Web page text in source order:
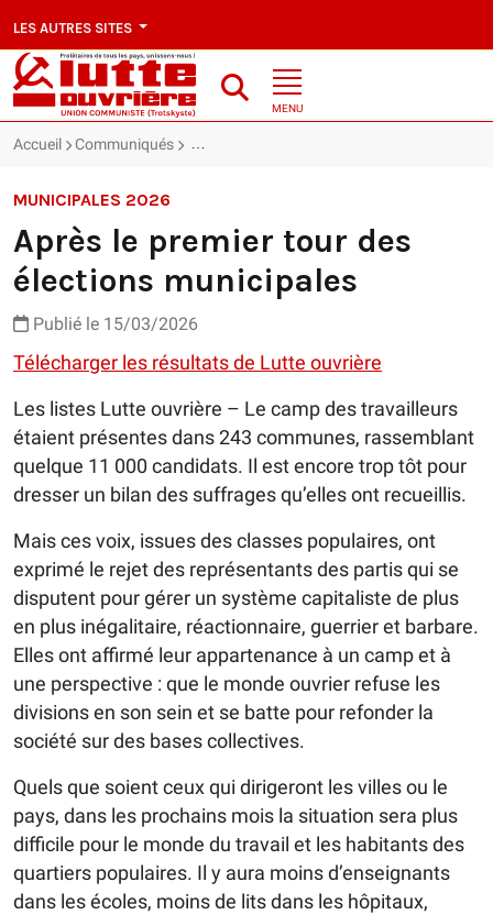
LES AUTRES SITES
MENU
Accueil Communiqués Après le premier tour des élections
MUNICIPALES 2026
Après le premier tour des
élections municipales
Publié le 15/03/2026
Télécharger les résultats de Lutte ouvrière
Les listes Lutte ouvrière – Le camp des travailleurs
étaient présentes dans 243 communes, rassemblant
quelque 11 000 candidats. Il est encore trop tôt pour
dresser un bilan des suffrages qu’elles ont recueillis.
Mais ces voix, issues des classes populaires, ont
exprimé le rejet des représentants des partis qui se
disputent pour gérer un système capitaliste de plus
en plus inégalitaire, réactionnaire, guerrier et barbare.
Elles ont affirmé leur appartenance à un camp et à
une perspective : que le monde ouvrier refuse les
divisions en son sein et se batte pour refonder la
société sur des bases collectives.
Quels que soient ceux qui dirigeront les villes ou le
pays, dans les prochains mois la situation sera plus
difficile pour le monde du travail et les habitants des
quartiers populaires. Il y aura moins d’enseignants
dans les écoles, moins de lits dans les hôpitaux,